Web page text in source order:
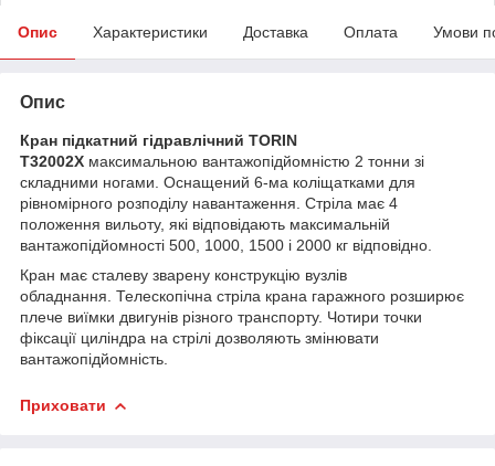
Опис Характеристики Доставка Оплата Умови
Опис
Кран підкатний гідравлічний TORIN
T32002X максимальною вантажопідйомністю 2 тонни зі
складними ногами. Оснащений 6-ма коліщатками для
рівномірного розподілу навантаження. Стріла має 4
положення вильоту, які відповідають максимальній
вантажопідйомності 500, 1000, 1500 і 2000 кг відповідно.
Кран має сталеву зварену конструкцію вузлів
обладнання. Телескопічна стріла крана гаражного розширює
плече виїмки двигунів різного транспорту. Чотири точки
фіксації циліндра на стрілі дозволяють змінювати
вантажопідйомність.
Приховати